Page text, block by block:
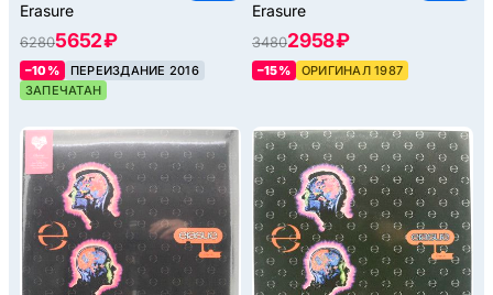
Erasure
62805652 ₽
–10%
ПЕРЕИЗДАНИЕ 2016
ЗАПЕЧАТАН
Erasure
34802958 ₽
–15% ОРИГИНАЛ 1987